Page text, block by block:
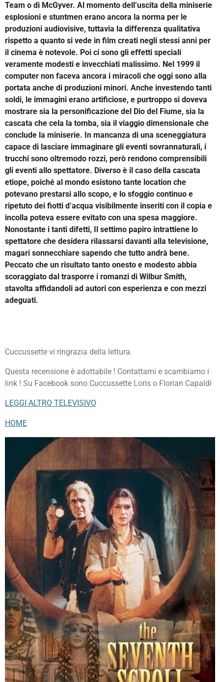
Team o di McGyver. Al momento dell’uscita della miniserie
esplosioni e stuntmen erano ancora la norma per le
produzioni audiovisive, tuttavia la differenza qualitativa
rispetto a quanto si vede in film creati negli stessi anni per
il cinema è notevole. Poi ci sono gli effetti speciali
veramente modesti e invecchiati malissimo. Nel 1999 il
computer non faceva ancora i miracoli che oggi sono alla
portata anche di produzioni minori. Anche investendo tanti
soldi, le immagini erano artificiose, e purtroppo si doveva
mostrare sia la personificazione del Dio del Fiume, sia la
cascata che cela la tomba, sia il viaggio dimensionale che
conclude la miniserie. In mancanza di una sceneggiatura
capace di lasciare immaginare gli eventi sovrannaturali, i
trucchi sono oltremodo rozzi, però rendono comprensibili
gli eventi allo spettatore. Diverso è il caso della cascata
etiope, poiché al mondo esistono tante location che
potevano prestarsi allo scopo, e lo sfoggio continuo e
ripetuto dei fiotti d’acqua visibilmente inseriti con il copia e
incolla poteva essere evitato con una spesa maggiore.
Nonostante i tanti difetti, Il settimo papiro intrattiene lo
spettatore che desidera rilassarsi davanti alla televisione,
magari sonnecchiare sapendo che tutto andrà bene.
Peccato che un risultato tanto onesto e modesto abbia
scoraggiato dal trasporre i romanzi di Wilbur Smith,
stavolta affidandoli ad autori con esperienza e con mezzi
adeguati.
Cuccussette vi ringrazia della lettura.
Questa recensione è adottabile ! Contattami e scambiamo i
link ! Su Facebook sono Cuccussette Loris o Florian Capaldi
LEGGI ALTRO TELEVISIVO
HOME